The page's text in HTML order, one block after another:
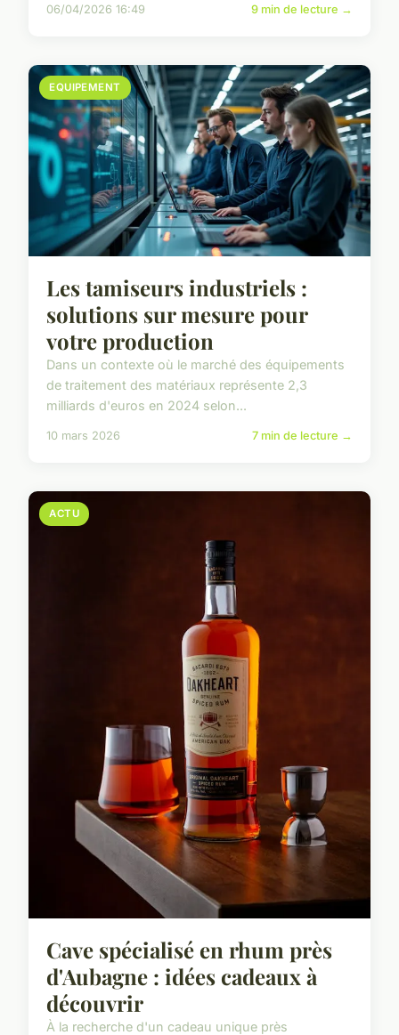
06/04/2026 16:49 9 min de lecture →
EQUIPEMENT
Les tamiseurs industriels :
solutions sur mesure pour
votre production
Dans un contexte où le marché des équipements
de traitement des matériaux représente 2,3
milliards d'euros en 2024 selon...
10 mars 2026 7 min de lecture →
ACTU
Cave spécialisé en rhum près
d'Aubagne : idées cadeaux à
découvrir
À la recherche d'un cadeau unique près